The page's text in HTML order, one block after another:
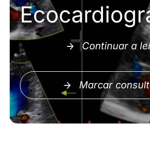
Continuar a
Marcar